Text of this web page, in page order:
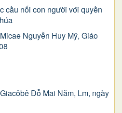
cầu nối con người với quyền
Nguyễn Huy Mỹ, Giáo
Ðỗ Mai Năm, Lm, ngày